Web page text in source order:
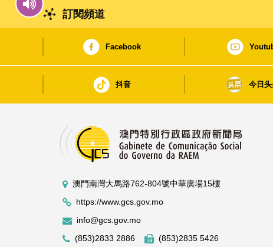
訂閱頻道
Facebook
抖音 今日
澳門南灣大馬路762-804號中華廣場15樓
https://www.gcs.gov.mo
info@gcs.gov.mo
(853)2833 2886
(853)2835 5426